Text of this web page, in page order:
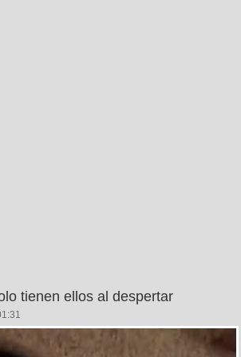
tienen ellos al despertar